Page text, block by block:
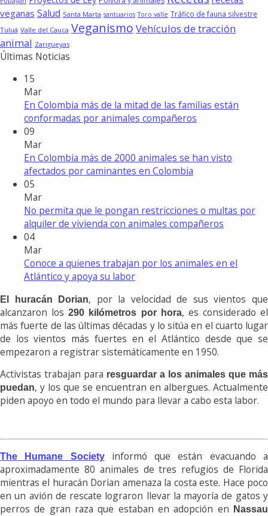
veganas Salud Santa Marta santuarios Toro valle Tráfico de fauna silvestre
Tuluá Valle del Cauca Veganismo Vehículos de tracción
animal Zarigüeyas
Últimas Noticias
15
Mar
En Colombia más de la mitad de las familias están
conformadas por animales compañeros
09
Mar
En Colombia más de 2000 animales se han visto
afectados por caminantes en Colombia
05
Mar
No permita que le pongan restricciones o multas por
alquiler de vivienda con animales compañeros
04
Mar
Conoce a quienes trabajan por los animales en el
Atlántico y apoya su labor
El huracán Dorian, por la velocidad de sus vientos que
alcanzaron los 290 kilómetros por hora, es considerado el
más fuerte de las últimas décadas y lo sitúa en el cuarto lugar
de los vientos más fuertes en el Atlántico desde que se
empezaron a registrar sistemáticamente en 1950.
Activistas trabajan para resguardar a los animales que más
puedan, y los que se encuentran en albergues. Actualmente
piden apoyo en todo el mundo para llevar a cabo esta labor.
The Humane Societyinformó que están evacuando a
aproximadamente 80 animales de tres refugios de Florida
mientras el huracán Dorian amenaza la costa este. Hace poco
en un avión de rescate lograron llevar la mayoría de gatos y
perros de gran raza que estaban en adopción en
Nassau